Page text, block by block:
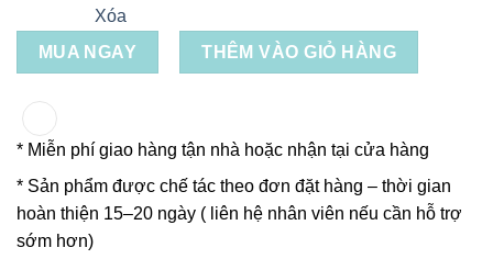
Xóa
MUA NGAY
THÊM VÀO GIỎ HÀNG
* Miễn phí giao hàng tận nhà hoặc nhận tại cửa hàng
* Sản phẩm được chế tác theo đơn đặt hàng – thời gian
hoàn thiện 15–20 ngày ( liên hệ nhân viên nếu cần hỗ trợ
sớm hơn)